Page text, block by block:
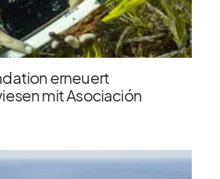
erneuert
mit Asociación